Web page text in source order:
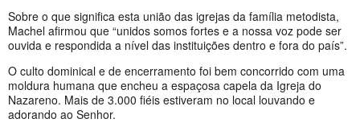
Sobre o que significa esta união das igrejas da família metodista,
Machel afirmou que “unidos somos fortes e a nossa voz pode ser
ouvida e respondida a nível das instituições dentro e fora do país”.
O culto dominical e de encerramento foi bem concorrido com uma
moldura humana que encheu a espaçosa capela da Igreja do
Nazareno. Mais de 3.000 fiéis estiveram no local louvando e
adorando ao Senhor.